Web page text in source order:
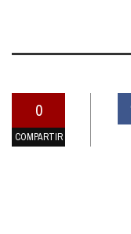
0
COMPARTIR